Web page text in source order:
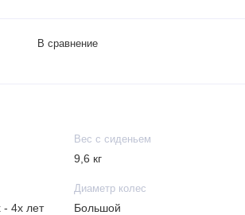
В сравнение
Вес с сиденьем
9,6 кг
- 4х лет
Диаметр колес
Большой